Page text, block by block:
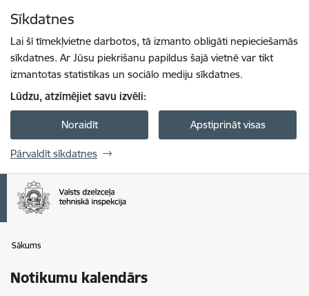
Sīkdatnes
Lai šī tīmekļvietne darbotos, tā izmanto obligāti nepieciešamās
sīkdatnes. Ar Jūsu piekrišanu papildus šajā vietnē var tikt
izmantotas statistikas un sociālo mediju sīkdatnes.
Lūdzu, atzīmējiet savu izvēli:
Noraidīt Apstiprināt visas
Pārvaldīt sīkdatnes
Sākums
Notikumu kalendārs